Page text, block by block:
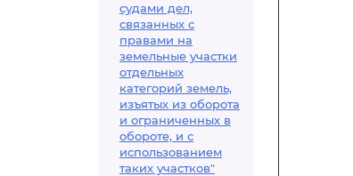
судами дел,
связанных с
правами на
земельные участки
отдельных
категорий земель,
изъятых из оборота
и ограниченных в
обороте, и с
использованием
таких участков"